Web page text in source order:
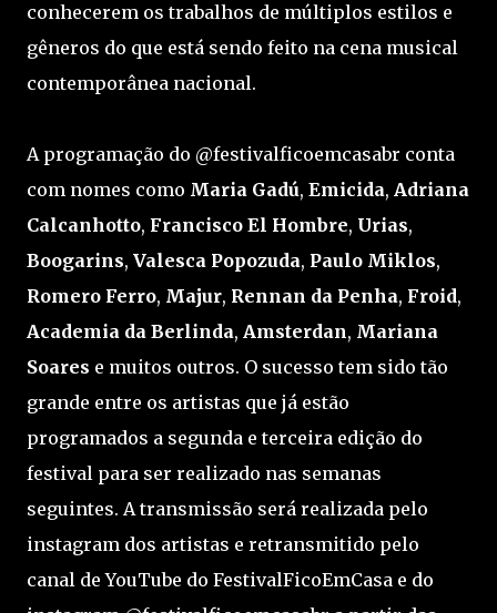
conhecerem os trabalhos de múltiplos estilos e
gêneros do que está sendo feito na cena musical
contemporânea nacional.
A programação do @festivalficoemcasabr conta
com nomes como Maria Gadú, Emicida, Adriana
Calcanhotto, Francisco El Hombre, Urias,
Boogarins, Valesca Popozuda, Paulo Miklos,
Romero Ferro, Majur, Rennan da Penha, Froid,
Academia da Berlinda, Amsterdan, Mariana
Soares e muitos outros. O sucesso tem sido tão
grande entre os artistas que já estão
programados a segunda e terceira edição do
festival para ser realizado nas semanas
seguintes. A transmissão será realizada pelo
instagram dos artistas e retransmitido pelo
canal de YouTube do FestivalFicoEmCasa e do